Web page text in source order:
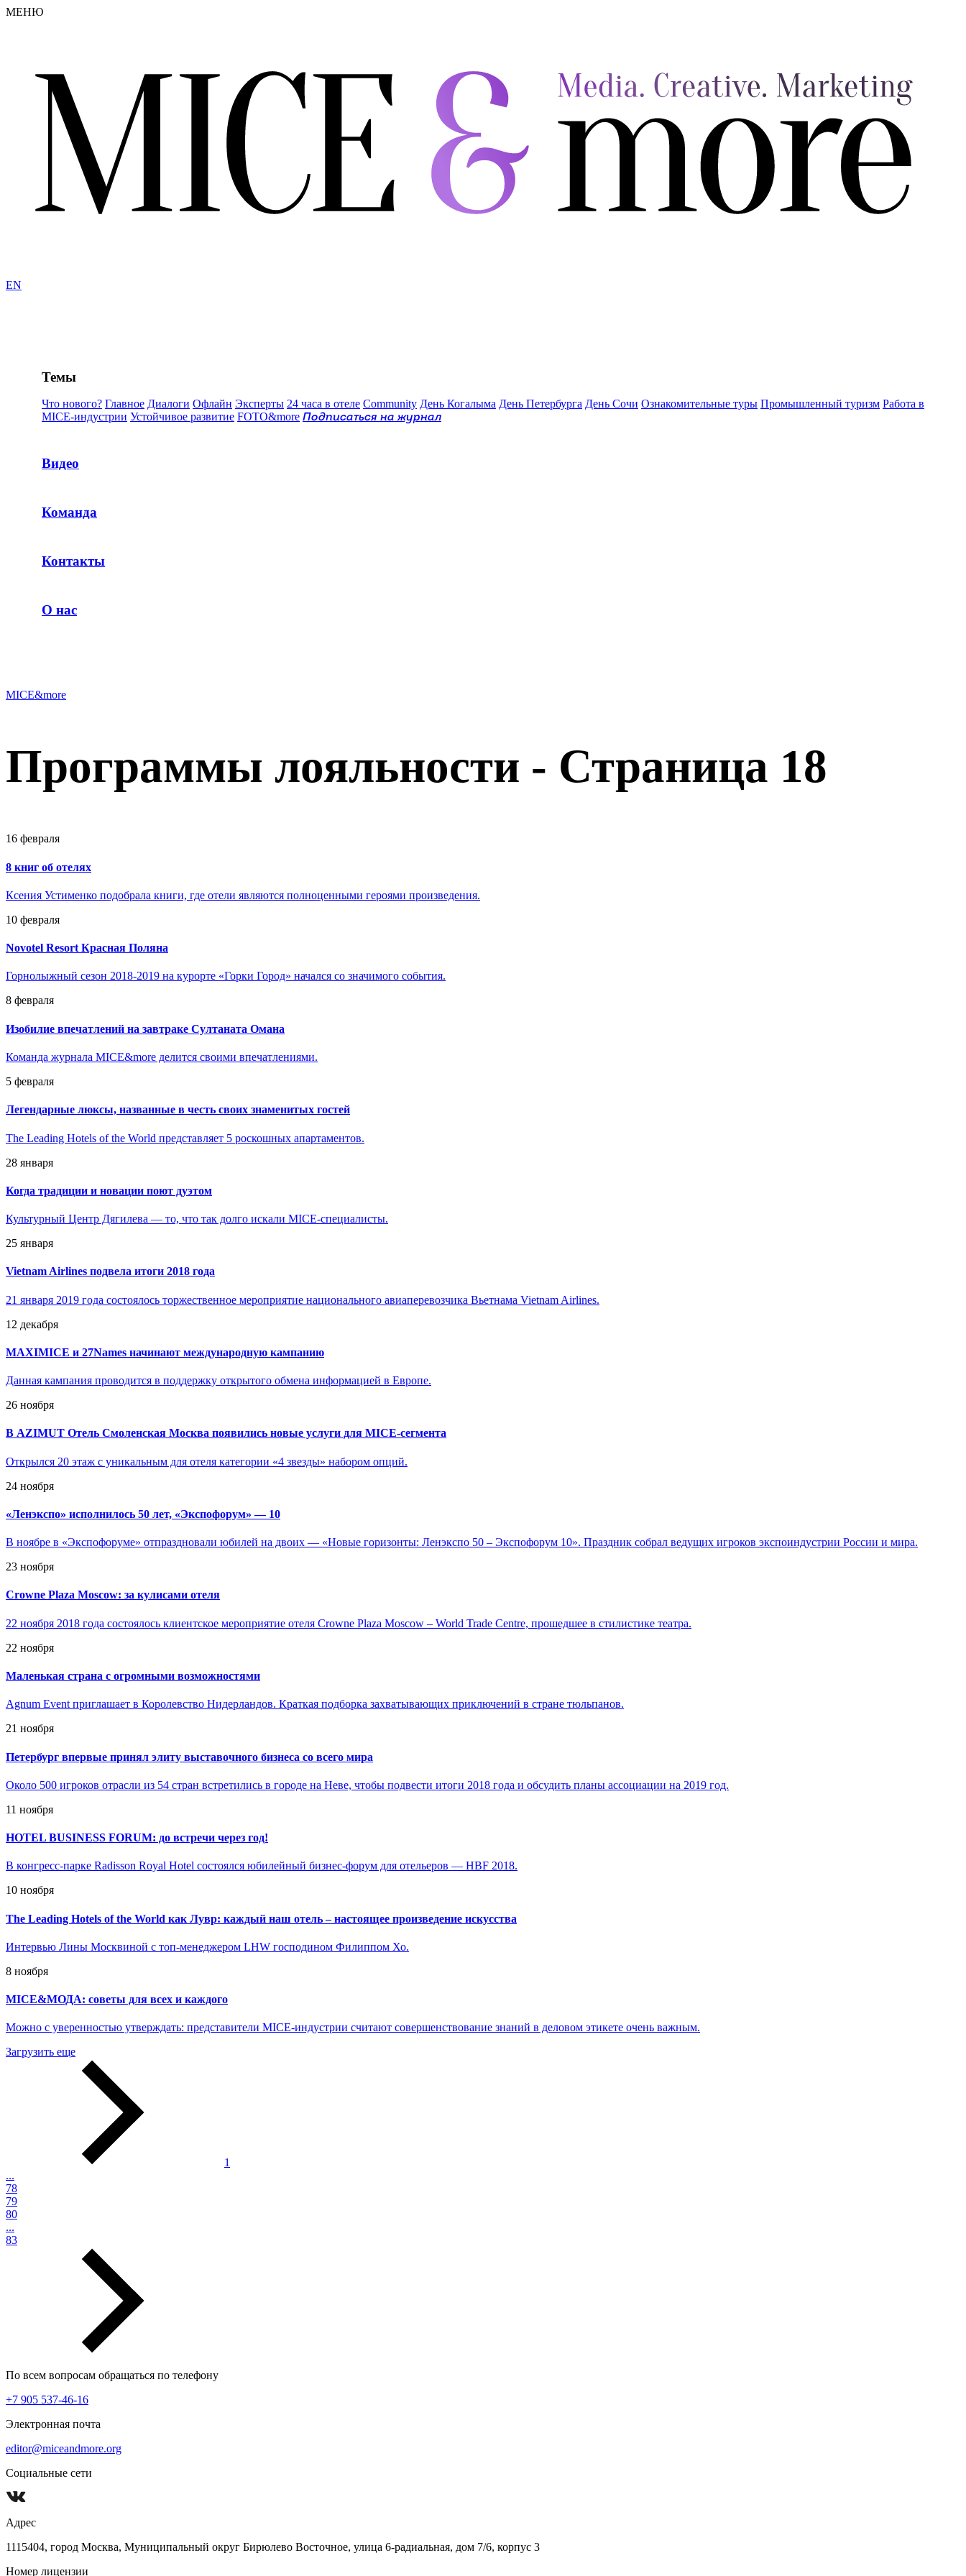
МЕНЮ
EN
Темы
Что нового? Главное Диалоги Офлайн Эксперты 24 часа в отеле Community День Когалыма День Петербурга День Сочи Ознакомительные туры Промышленный туризм Работа в
MICE-индустрии Устойчивое развитие FOTO&more Подписаться на журнал
Видео
Команда
Контакты
О нас
MICE&more
Программы лояльности - Страница 18
16 февраля
8 книг об отелях
Ксения Устименко подобрала книги, где отели являются полноценными героями произведения.
10 февраля
Novotel Resort Красная Поляна
Горнолыжный сезон 2018-2019 на курорте «Горки Город» начался со значимого события.
8 февраля
Изобилие впечатлений на завтраке Султаната Омана
Команда журнала MICE&more делится своими впечатлениями.
5 февраля
Легендарные люксы, названные в честь своих знаменитых гостей
The Leading Hotels of the World представляет 5 роскошных апартаментов.
28 января
Когда традиции и новации поют дуэтом
Культурный Центр Дягилева — то, что так долго искали MICE-специалисты.
25 января
Vietnam Airlines подвела итоги 2018 года
21 января 2019 года состоялось торжественное мероприятие национального авиаперевозчика Вьетнама Vietnam Airlines.
12 декабря
MAXIMICE и 27Names начинают международную кампанию
Данная кампания проводится в поддержку открытого обмена информацией в Европе.
26 ноября
В AZIMUT Отель Смоленская Москва появились новые услуги для MICE-сегмента
Открылся 20 этаж с уникальным для отеля категории «4 звезды» набором опций.
24 ноября
«Ленэкспо» исполнилось 50 лет, «Экспофорум» — 10
В ноябре в «Экспофоруме» отпраздновали юбилей на двоих — «Новые горизонты: Ленэкспо 50 – Экспофорум 10». Праздник собрал ведущих игроков экспоиндустрии России и мира.
23 ноября
Crowne Plaza Moscow: за кулисами отеля
22 ноября 2018 года состоялось клиентское мероприятие отеля Crowne Plaza Moscow – World Trade Centre, прошедшее в стилистике театра.
22 ноября
Маленькая страна с огромными возможностями
Agnum Event приглашает в Королевство Нидерландов. Краткая подборка захватывающих приключений в стране тюльпанов.
21 ноября
Петербург впервые принял элиту выставочного бизнеса со всего мира
Около 500 игроков отрасли из 54 стран встретились в городе на Неве, чтобы подвести итоги 2018 года и обсудить планы ассоциации на 2019 год.
11 ноября
HOTEL BUSINESS FORUM: до встречи через год!
В конгресс-парке Radisson Royal Hotel состоялся юбилейный бизнес-форум для отельеров — HBF 2018.
10 ноября
The Leading Hotels of the World как Лувр: каждый наш отель – настоящее произведение искусства
Интервью Лины Москвиной с топ-менеджером LHW господином Филиппом Хо.
8 ноября
MICE&МОДА: советы для всех и каждого
Можно с уверенностью утверждать: представители MICE-индустрии считают совершенствование знаний в деловом этикете очень важным.
Загрузить еще
1
...
78
79
80
...
83
По всем вопросам обращаться по телефону
+7 905 537-46-16
Электронная почта
editor@miceandmore.org
Социальные сети
Адрес
1115404, город Москва, Муниципальный округ Бирюлево Восточное, улица 6-радиальная, дом 7/6, корпус 3
Номер лицензии